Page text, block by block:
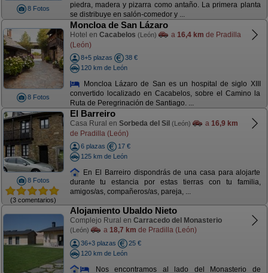
8 Fotos
piedra, madera y pizarra como antaño. La primera planta
se distribuye en salón-comedor y ...
8 Fotos
Moncloa de San Lázaro
Hotel en Cacabelos (León) a 16,4 km de Pradilla
(León)
8+5 plazas
38 €
120 km de León
Moncloa Lázaro de San es un hospital de siglo XIII
convertido localizado en Cacabelos, sobre el Camino la
Ruta de Peregrinación de Santiago. ...
8 Fotos
(3 comentarios)
El Barreiro
Casa Rural en Sorbeda del Sil (León) a 16,9 km
de Pradilla (León)
6 plazas
17 €
125 km de León
En El Barreiro dispondrás de una casa para alojarte
durante tu estancia por estas tierras con tu familia,
amigos/as, compañeros/as, pareja, ...
Alojamiento Ubaldo Nieto
Complejo Rural en Carracedo del Monasterio
(León) a 18,7 km de Pradilla (León)
36+3 plazas
25 €
120 km de León
Nos encontramos al lado del Monasterio de